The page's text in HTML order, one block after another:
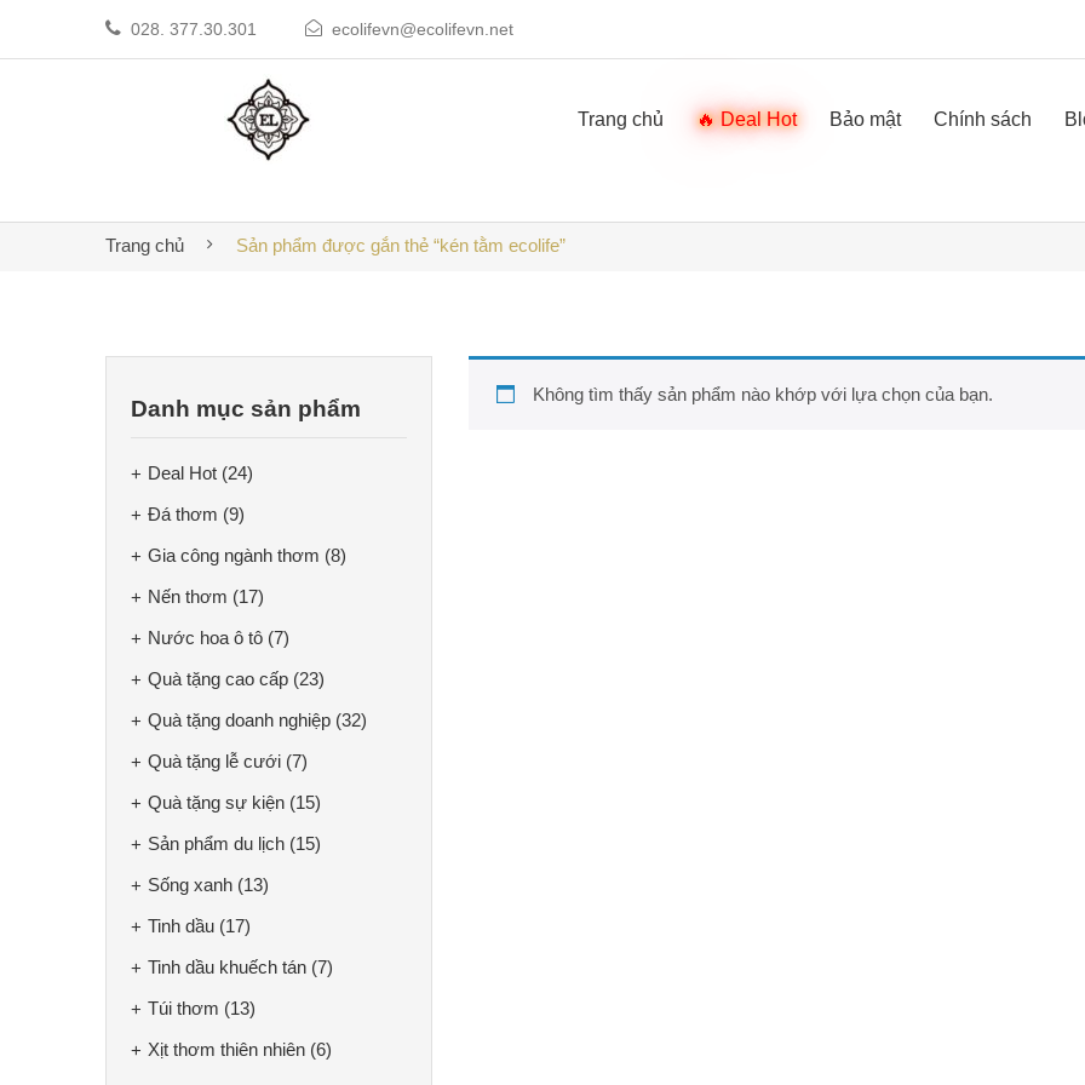
028. 377.30.301 ecolifevn@ecolifevn.net
Trang chủ Deal Hot Bảo mật Chính sách
Trang chủ Sản phẩm được gắn thẻ “kén tằm ecolife”
Không tìm thấy sản phẩm nào khớp với lựa chọn của bạn.
Danh mục sản phẩm
Deal Hot (24)
Đá thơm (9)
Gia công ngành thơm (8)
Nến thơm (17)
Nước hoa ô tô (7)
Quà tặng cao cấp (23)
Quà tặng doanh nghiệp (32)
Quà tặng lễ cưới (7)
Quà tặng sự kiện (15)
Sản phẩm du lịch (15)
Sống xanh (13)
Tinh dầu (17)
Tinh dầu khuếch tán (7)
Túi thơm (13)
Xịt thơm thiên nhiên (6)